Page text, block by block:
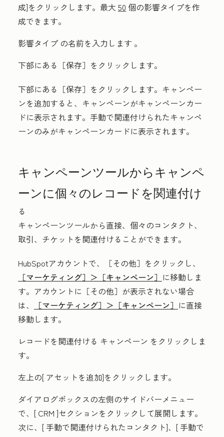
成]をクリックします。最大 50 個の影響タイプを作
成できます。
影響タイプ の名前を入力します 。
下部にある［保存］ をクリックします。
下部にある［保存］ をクリックします。キャンペー
ンを追加すると、キャンペーンがキャンペーンカー
ドに表示されます。手動で関連付けられたキャンペ
ーンのみがキャンペーンカードに表示されます。
キャンペーンツールからキャンペ
ーンに個々のレコードを関連付け
る
キャンペーンツールから直接、個々のコンタクト、
取引、チケットを関連付けることができます。
HubSpotアカウントで、
［その他］をクリックし、
［マーケティング］＞ ［キャンペーン］ に移動しま
す。アカウントに ［その他］が表示されない場合
は、
［マーケティング］＞ ［キャンペーン］ に直接
移動します。
レコードを関連付ける キャンペーン をクリックしま
す。
左上の[ アセットを追加]をクリックします。
ダイアログボックスの左側のサイドバーメニュー
で、[ CRM ]セクションをクリックして展開します。
次に、[手動で関連付けられたコンタクト]、[手動で